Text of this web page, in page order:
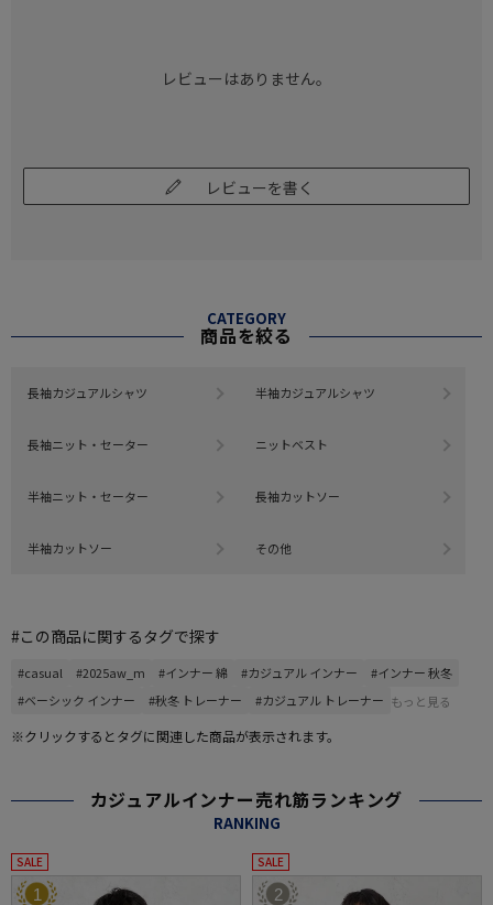
レビューはありません。
レビューを書く
CATEGORY
商品を絞る
長袖カジュアルシャツ 半袖カジュアルシャツ
長袖ニット・セーター ニットベスト
半袖ニット・セーター 長袖カットソー
半袖カットソー その他
#この商品に関するタグで探す
#casual #2025aw_m #インナー 綿 #カジュアル インナー
#インナー 秋冬
#ベーシック インナー
#秋冬 トレーナー #カジュアル トレーナー もっと見る
※クリックするとタグに関連した商品が表示されます。
カジュアルインナー売れ筋ランキング
RANKING
SALE
1
SALE
2